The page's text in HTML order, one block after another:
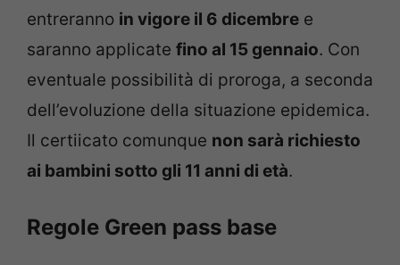
entreranno in vigore il 6 dicembre e
saranno applicate fino al 15 gennaio. Con
eventuale possibilità di proroga, a seconda
dell’evoluzione della situazione epidemica.
Il certiicato comunque non sarà richiesto
ai bambini sotto gli 11 anni di età.
Regole Green pass base